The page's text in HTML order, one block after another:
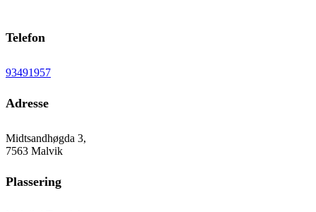
Telefon
93491957
Adresse
Midtsandhøgda 3,
7563 Malvik
Plassering